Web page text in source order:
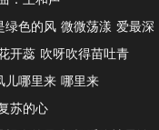
绿色的风 微微荡漾 爱最深
开蕊 吹呀吹得苗吐青
儿哪里来 哪里来
苏的心